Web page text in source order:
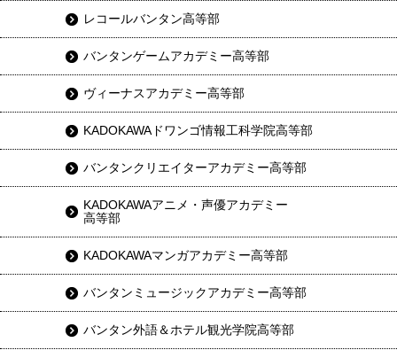
レコールバンタン高等部
バンタンゲームアカデミー高等部
ヴィーナスアカデミー高等部
KADOKAWAドワンゴ情報工科学院高等部
バンタンクリエイターアカデミー高等部
KADOKAWAアニメ・声優アカデミー
高等部
KADOKAWAマンガアカデミー高等部
バンタンミュージックアカデミー高等部
バンタン外語＆ホテル観光学院高等部